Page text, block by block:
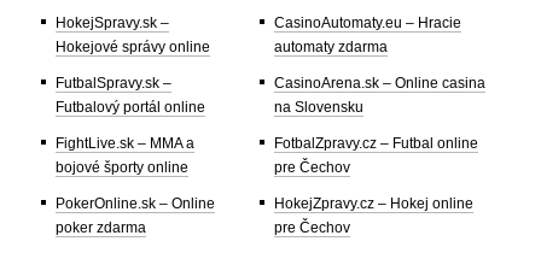
HokejSpravy.sk –
Hokejové správy online
FutbalSpravy.sk –
Futbalový portál online
FightLive.sk – MMA a
bojové športy online
PokerOnline.sk – Online
poker zdarma
CasinoAutomaty.eu – Hracie
automaty zdarma
CasinoArena.sk – Online casina
na Slovensku
FotbalZpravy.cz – Futbal online
pre Čechov
HokejZpravy.cz – Hokej online
pre Čechov